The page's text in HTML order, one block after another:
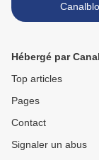
Hébergé par
Top articles
Pages
Contact
Signaler un abus